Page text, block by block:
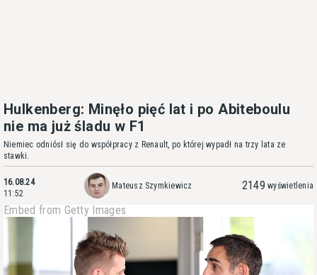
Hulkenberg: Minęło pięć lat i po Abiteboulu
nie ma już śladu w F1
Niemiec odniósł się do współpracy z Renault, po której wypadł na trzy lata ze
stawki.
16.08.24
11:52
Mateusz Szymkiewicz 2149 wyświetlenia
Embed from Getty Images